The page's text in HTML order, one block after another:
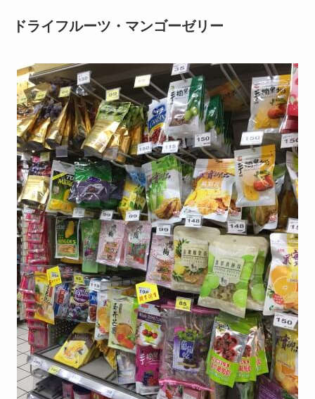
ドライフルーツ・マンゴーゼリー